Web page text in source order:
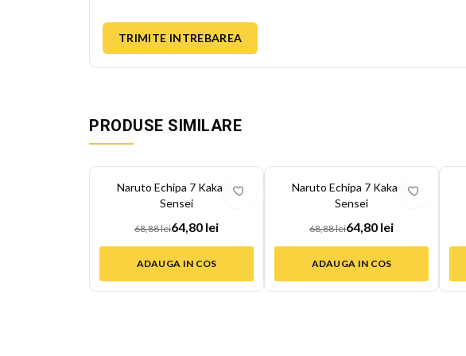
TRIMITE INTREBAREA
PRODUSE SIMILARE
Naruto Echipa 7 Kakashi
Sensei
68,88 lei64,80 lei
ADAUGA IN COS
Naruto Echipa 7 Kakashi
Sensei
68,88 lei64,80 lei
ADAUGA IN COS